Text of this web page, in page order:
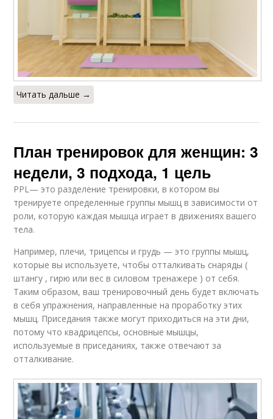
Читать дальше →
План тренировок для женщин: 3
недели, 3 подхода, 1 цель
PPL— это разделение тренировки, в котором вы
тренируете определенные группы мышц в зависимости от
роли, которую каждая мышца играет в движениях вашего
тела.
Например, плечи, трицепсы и грудь — это группы мышц,
которые вы используете, чтобы отталкивать снаряды (
штангу , гирю или вес в силовом тренажере ) от себя.
Таким образом, ваш тренировочный день будет включать
в себя упражнения, направленные на проработку этих
мышц. Приседания также могут приходиться на эти дни,
потому что квадрицепсы, основные мышцы,
используемые в приседаниях, также отвечают за
отталкивание.